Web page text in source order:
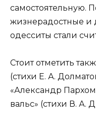
самостоятельную.
жизнерадостные и
одесситы стали
Стоит отметить
(стихи Е. А.
«Александр
вальс» (стихи В. А.